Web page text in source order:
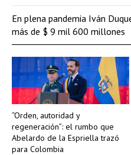
“Orden, autoridad y
regeneración”: el rumbo que
Abelardo de la Espriella trazó
para Colombia
En plena pandemia Iván
más de $ 9 mil 600 millones